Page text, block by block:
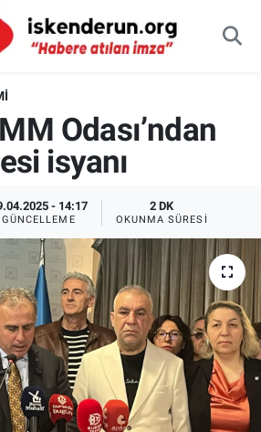
Odası’ndan
isyanı
- 14:17
GÜNCELLEME
2 DK
OKUNMA SÜRESI